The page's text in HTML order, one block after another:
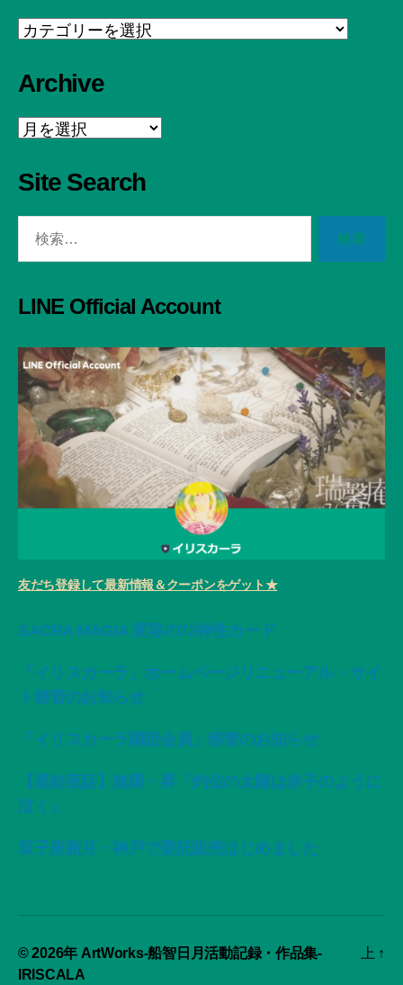
Category
Archive
Archive
Site Search
LINE Official Account
友だち登録して最新情報＆クーポンをゲット★
SACRA MAGIA 変容の72神性カード
「イリスカーラ」ホームページリニューアル・サイ
ト移管のお知らせ
「イリスカーラ購読会員」移管のお知らせ
【星紡夜話】無限・昇「灼位の太陽は赤子のように
泣く」
双子座新月・神戸で委託販売はじめました
© 2026年 ArtWorks-船智日月活動記録・作品集-
IRISCALA
上 ↑